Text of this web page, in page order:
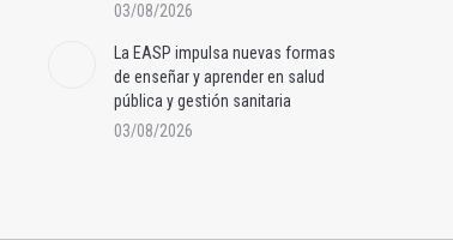
03/08/2026
La EASP impulsa nuevas formas
de enseñar y aprender en salud
pública y gestión sanitaria
03/08/2026